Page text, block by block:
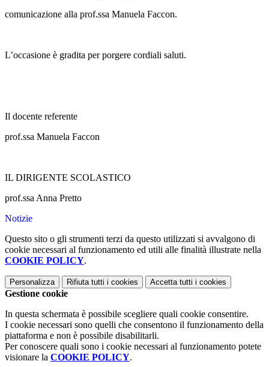
comunicazione alla prof.ssa Manuela Faccon.
L’occasione è gradita per porgere cordiali saluti.
Il docente referente
prof.ssa Manuela Faccon
IL DIRIGENTE SCOLASTICO
prof.ssa Anna Pretto
Notizie
Questo sito o gli strumenti terzi da questo utilizzati si avvalgono di
cookie necessari al funzionamento ed utili alle finalità illustrate nella
COOKIE POLICY.
Personalizza Rifiuta tutti i cookies Accetta tutti i cookies
Gestione cookie
In questa schermata è possibile scegliere quali cookie consentire.
I cookie necessari sono quelli che consentono il funzionamento della
piattaforma e non è possibile disabilitarli.
Per conoscere quali sono i cookie necessari al funzionamento potete
visionare la COOKIE POLICY.